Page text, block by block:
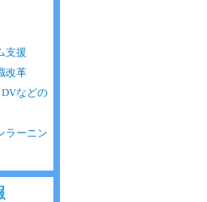
支援
改革
などの
ラーニン